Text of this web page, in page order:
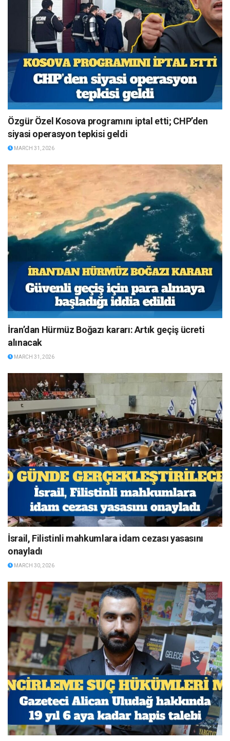
Özgür Özel Kosova programını iptal etti; CHP’den
siyasi operasyon tepkisi geldi
MARCH 31, 2026
İran’dan Hürmüz Boğazı kararı: Artık geçiş ücreti
alınacak
MARCH 31, 2026
İsrail, Filistinli mahkumlara idam cezası yasasını
onayladı
MARCH 30, 2026